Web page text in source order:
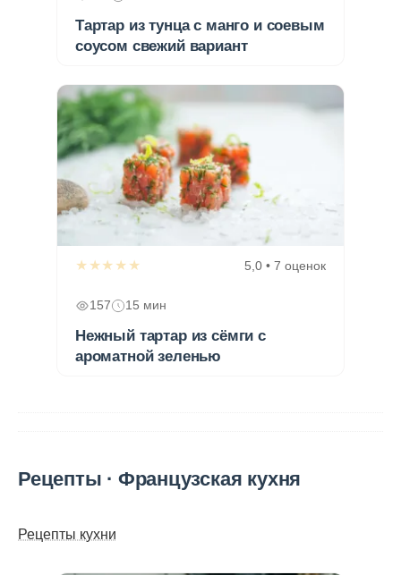
Тартар из тунца с манго и соевым
соусом свежий вариант
★★★★★ 5,0 • 7 оценок
157 15 мин
Нежный тартар из сёмги с
ароматной зеленью
Рецепты · Французская кухня
Рецепты кухни